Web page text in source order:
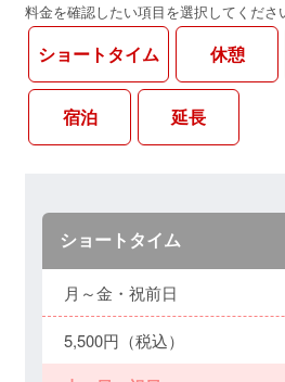
料金を確認したい項目を選択してくださ
ショートタイム 休憩
宿泊 延長
ショートタイム
月～金・祝前日
5,500円（税込）